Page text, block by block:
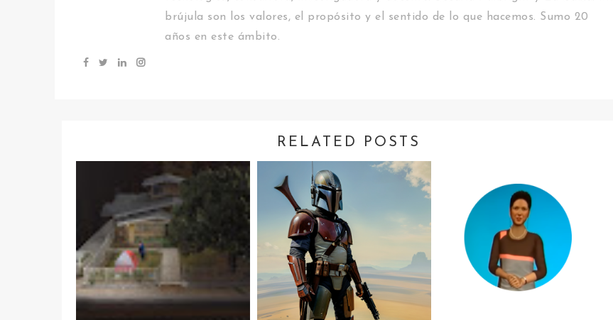
brújula son los valores, el propósito y el sentido de lo que hacemos. Sumo 20
años en este ámbito.
RELATED POSTS